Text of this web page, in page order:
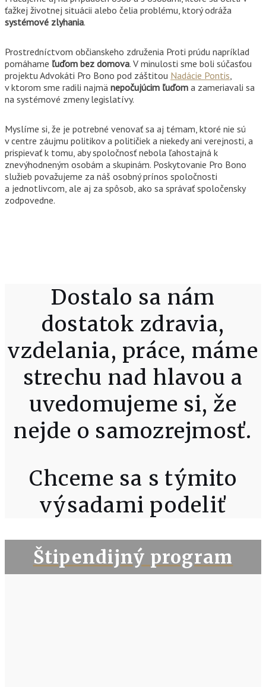
ťažkej životnej situácii alebo čelia problému, ktorý odráža
systémové zlyhania.
Prostredníctvom občianskeho združenia Proti prúdu napríklad
pomáhame ľuďom bez domova. V minulosti sme boli súčasťou
projektu Advokáti Pro Bono pod záštitou Nadácie Pontis,
v ktorom sme radili najmä nepočujúcim ľuďom a zameriavali sa
na systémové zmeny legislatívy.
Myslíme si, že je potrebné venovať sa aj témam, ktoré nie sú
v centre záujmu politikov a političiek a niekedy ani verejnosti, a
prispievať k tomu, aby spoločnosť nebola ľahostajná k
znevýhodneným osobám a skupinám. Poskytovanie Pro Bono
služieb považujeme za náš osobný prínos spoločnosti
a jednotlivcom, ale aj za spôsob, ako sa správať spoločensky
zodpovedne.
Dostalo sa nám
dostatok zdravia,
vzdelania, práce, máme
strechu nad hlavou a
uvedomujeme si, že
nejde o samozrejmosť.
Chceme sa s týmito
výsadami podeliť
Štipendijný program